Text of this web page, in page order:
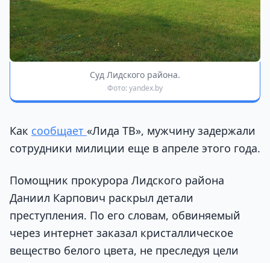
Суд Лидского района.
Фото: yandex.by
Как сообщает «Лида ТВ», мужчину задержали
сотрудники милиции еще в апреле этого года.
Помощник прокурора Лидского района
Даниил Карпович раскрыл детали
преступления. По его словам, обвиняемый
через интернет заказал кристаллическое
вещество белого цвета, не преследуя цели